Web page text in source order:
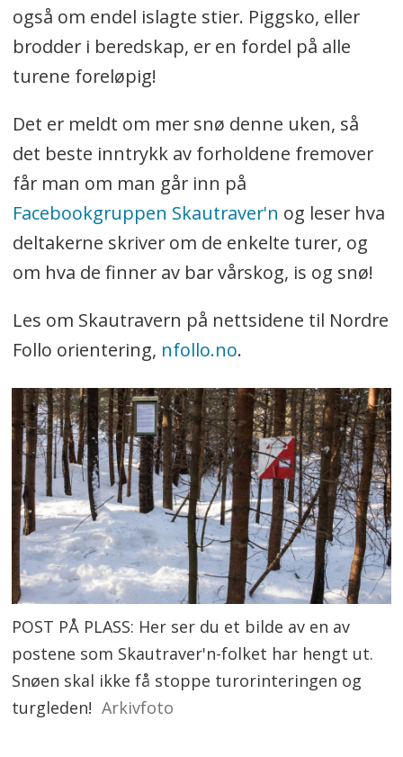
også om endel islagte stier. Piggsko, eller
brodder i beredskap, er en fordel på alle
turene foreløpig!
Det er meldt om mer snø denne uken, så
det beste inntrykk av forholdene fremover
får man om man går inn på
Facebookgruppen Skautraver'n og leser hva
deltakerne skriver om de enkelte turer, og
om hva de finner av bar vårskog, is og snø!
Les om Skautravern på nettsidene til Nordre
Follo orientering, nfollo.no.
POST PÅ PLASS: Her ser du et bilde av en av
postene som Skautraver'n-folket har hengt ut.
Snøen skal ikke få stoppe turorinteringen og
turgleden! Arkivfoto